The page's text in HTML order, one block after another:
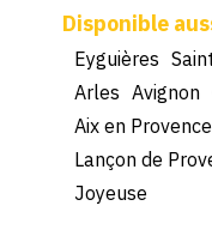
Eyguières
Arles Avignon
Aix en Provence
Lançon de
Joyeuse